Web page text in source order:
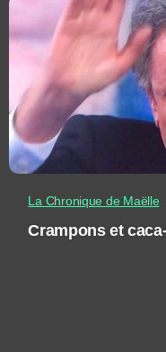
La Chronique de Maëlle
Crampons et